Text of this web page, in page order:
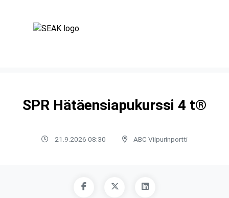
SPR Hätäensiapukurssi 4 t®
21.9.2026 08:30 ABC Viipurinportti